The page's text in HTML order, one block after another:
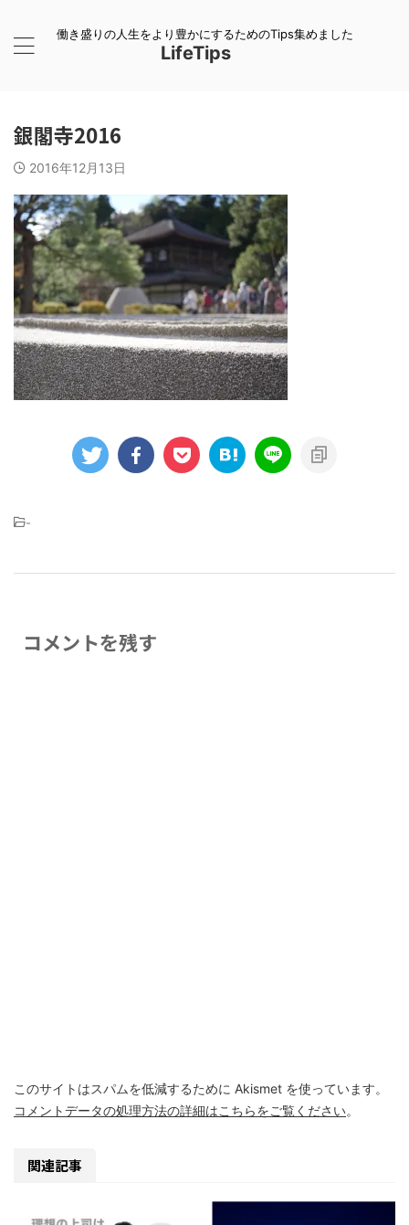
働き盛りの人生をより豊かにするためのTips集めました
LifeTips
銀閣寺2016
2016年12月13日
-
コメントを残す
このサイトはスパムを低減するために Akismet を使っています。
コメントデータの処理方法の詳細はこちらをご覧ください。
関連記事